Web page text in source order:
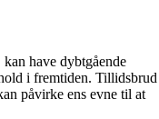
have dybtgående
i fremtiden. Tillidsbrud
påvirke ens evne til at